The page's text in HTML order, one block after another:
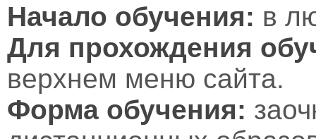
Начало обучения: в
Для прохождения
верхнем меню сайта.
Форма обучения: